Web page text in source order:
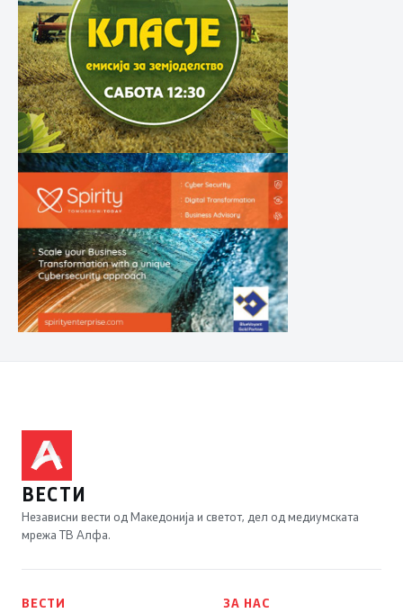
ВЕСТИ
Независни вести од Македонија и светот, дел од медиумската
мрежа ТВ Алфа.
ВЕСТИ ЗА НАС